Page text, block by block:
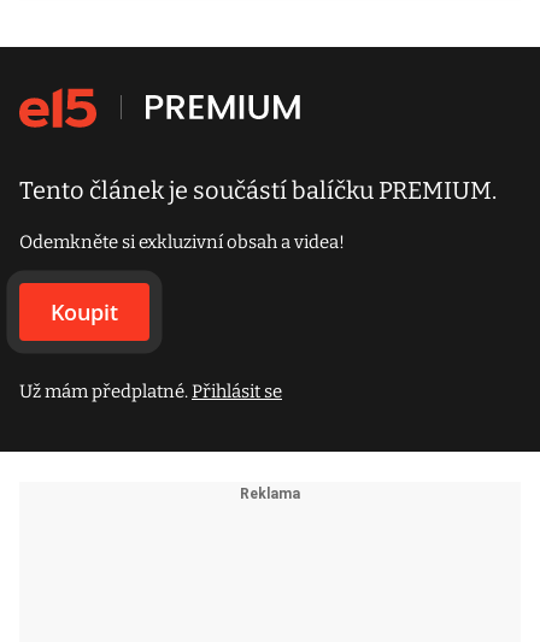
Tento článek je součástí balíčku PREMIUM.
Odemkněte si exkluzivní obsah a videa!
Koupit
Už mám předplatné.Přihlásit se